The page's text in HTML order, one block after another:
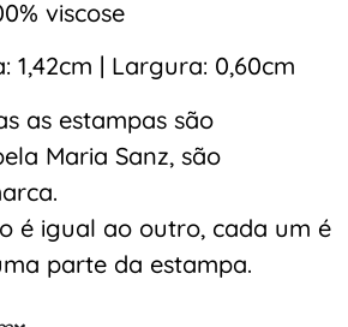
viscose
1,42cm | Largura: 0,60cm
as estampas são
Maria Sanz, são
é igual ao outro, cada um é
parte da estampa.